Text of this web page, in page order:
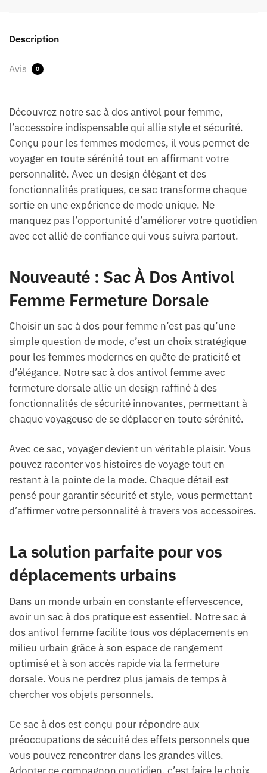
Description
Avis 0
Découvrez notre sac à dos antivol pour femme,
l’accessoire indispensable qui allie style et sécurité.
Conçu pour les femmes modernes, il vous permet de
voyager en toute sérénité tout en affirmant votre
personnalité. Avec un design élégant et des
fonctionnalités pratiques, ce sac transforme chaque
sortie en une expérience de mode unique. Ne
manquez pas l’opportunité d’améliorer votre quotidien
avec cet allié de confiance qui vous suivra partout.
Nouveauté : Sac À Dos Antivol
Femme Fermeture Dorsale
Choisir un sac à dos pour femme n’est pas qu’une
simple question de mode, c’est un choix stratégique
pour les femmes modernes en quête de praticité et
d’élégance. Notre sac à dos antivol femme avec
fermeture dorsale allie un design raffiné à des
fonctionnalités de sécurité innovantes, permettant à
chaque voyageuse de se déplacer en toute sérénité.
Avec ce sac, voyager devient un véritable plaisir. Vous
pouvez raconter vos histoires de voyage tout en
restant à la pointe de la mode. Chaque détail est
pensé pour garantir sécurité et style, vous permettant
d’affirmer votre personnalité à travers vos accessoires.
La solution parfaite pour vos
déplacements urbains
Dans un monde urbain en constante effervescence,
avoir un sac à dos pratique est essentiel. Notre sac à
dos antivol femme facilite tous vos déplacements en
milieu urbain grâce à son espace de rangement
optimisé et à son accès rapide via la fermeture
dorsale. Vous ne perdrez plus jamais de temps à
chercher vos objets personnels.
Ce sac à dos est conçu pour répondre aux
préoccupations de sécuité des effets personnels que
vous pouvez rencontrer dans les grandes villes.
Adopter ce compagnon quotidien, c’est faire le choix